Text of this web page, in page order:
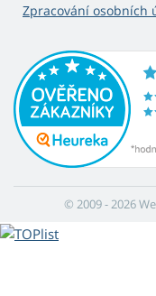
Zpracování osobních
© 2009 - 2026